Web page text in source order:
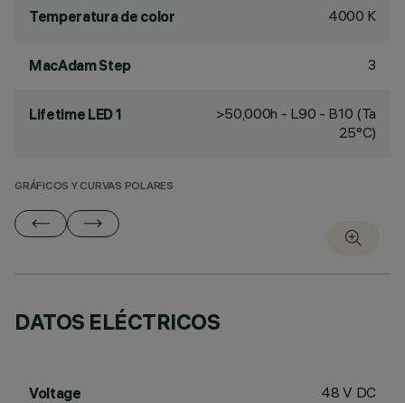
Temperatura de color 4000 K
MacAdam Step 3
Lifetime LED 1
>50,000h - L90 - B10 (Ta
25°C)
GRÁFICOS Y CURVAS POLARES
DATOS ELÉCTRICOS
Voltage 48 V DC